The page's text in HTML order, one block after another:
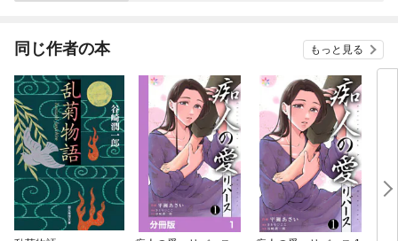
同じ作者の本 もっと見る